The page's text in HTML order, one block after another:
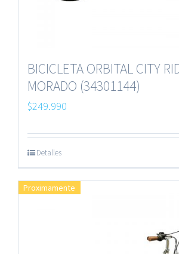
BICICLETA ORBITAL CITY
MORADO (34301144)
$249.990
Detalles
Proximamente